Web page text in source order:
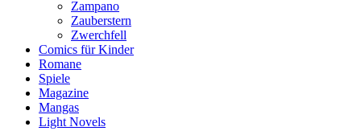
Zampano
Zauberstern
Zwerchfell
Comics für Kinder
Romane
Spiele
Magazine
Mangas
Light Novels